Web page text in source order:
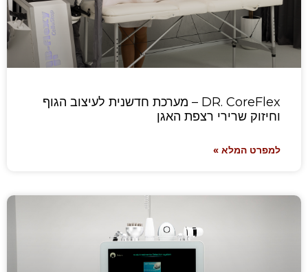
DR. CoreFlex – מערכת חדשנית לעיצוב הגוף
וחיזוק שרירי רצפת האגן
למפרט המלא »